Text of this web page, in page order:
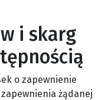
i skarg
o zapewnienie
żądanej